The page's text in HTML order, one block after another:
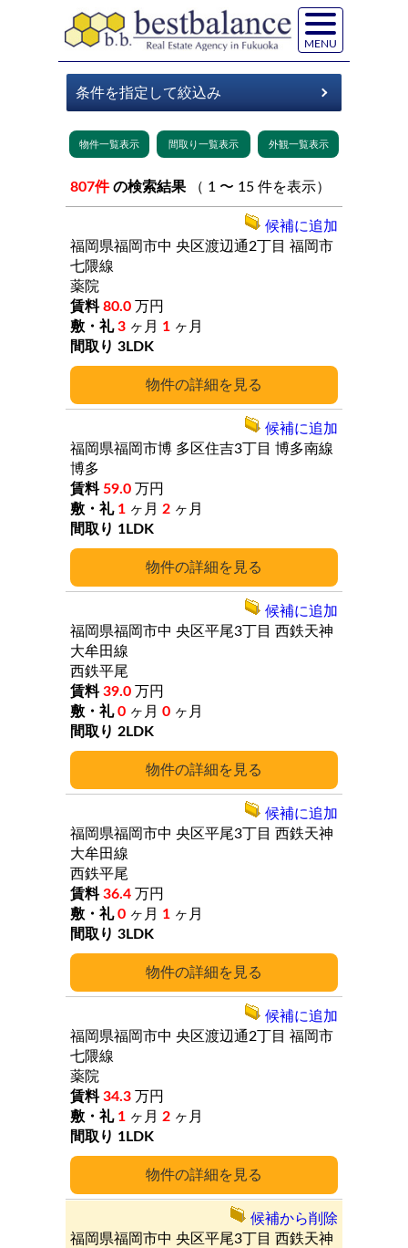
MENU
807件 の検索結果 （ 1 〜 15 件を表示）
詳細
福岡県福岡市中 央区渡辺通2丁目 福岡市
七隈線
薬院
80.0 万円
3 ヶ月 1 ヶ月
3LDK
候補に追加
詳細
福岡県福岡市博 多区住吉3丁目 博多南線
博多
59.0 万円
1 ヶ月 2 ヶ月
1LDK
候補に追加
詳細
福岡県福岡市中 央区平尾3丁目 西鉄天神
大牟田線
西鉄平尾
39.0 万円
0 ヶ月 0 ヶ月
2LDK
候補に追加
詳細
福岡県福岡市中 央区平尾3丁目 西鉄天神
大牟田線
西鉄平尾
36.4 万円
0 ヶ月 1 ヶ月
3LDK
候補に追加
詳細
福岡県福岡市中 央区渡辺通2丁目 福岡市
七隈線
薬院
34.3 万円
1 ヶ月 2 ヶ月
1LDK
候補に追加
福岡県福岡市中 央区平尾3丁目 西鉄天神
候補から削除